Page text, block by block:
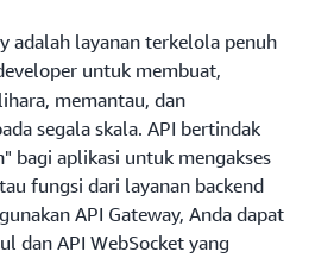
adalah layanan terkelola penuh
untuk membuat,
memantau, dan
segala skala. API bertindak
bagi aplikasi untuk mengakses
fungsi dari layanan backend
API Gateway, Anda dapat
dan API WebSocket yang